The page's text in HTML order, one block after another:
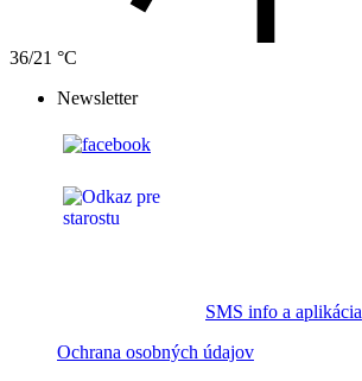
36/21 °C
Newsletter
SMS info a aplikácia
Ochrana osobných údajov